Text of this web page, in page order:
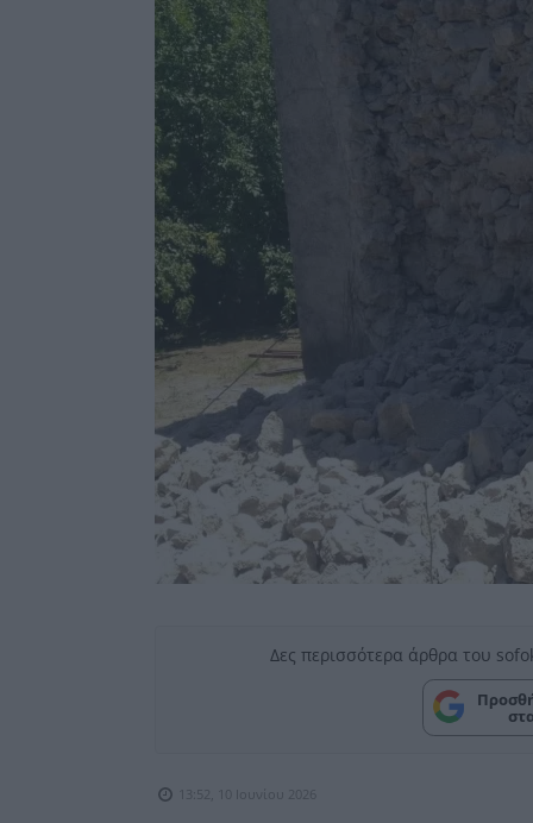
Δες περισσότερα άρθρα του
13:52, 10 Ιουνίου 2026